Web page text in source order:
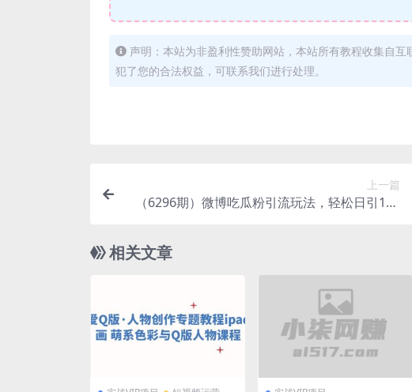
声明：本站为非盈利性赞助网站，本站所有教程收集自
犯了您的合法权益，可联系我们进行处理。
上一篇
（6296期）微博吃瓜粉引流玩法，轻松日引100
相关文章